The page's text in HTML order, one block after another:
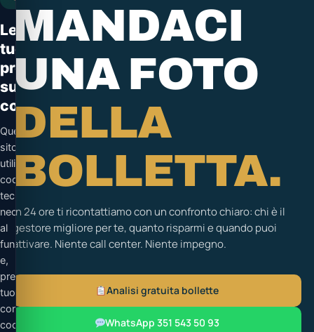
MANDACI
UNA FOTO
DELLA
BOLLETTA.
In 24 ore ti ricontattiamo con un confronto chiaro: chi è il
gestore migliore per te, quanto risparmi e quando puoi
attivare. Niente call center. Niente impegno.
Analisi gratuita bollette
WhatsApp 351 543 50 93
Le
tue
preferenze
sui
cookie
Questo
sito
utilizza
cookie
tecnici
necessari
al
funzionamento
e,
previo
tuo
consenso,
cookie